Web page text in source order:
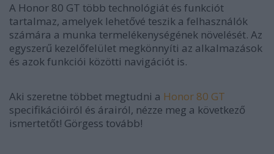
A Honor 80 GT több technológiát és funkciót
tartalmaz, amelyek lehetővé teszik a felhasználók
számára a munka termelékenységének növelését. Az
egyszerű kezelőfelület megkönnyíti az alkalmazások
és azok funkciói közötti navigációt is.
Aki szeretne többet megtudni a Honor 80 GT
specifikációiról és árairól, nézze meg a következő
ismertetőt! Görgess tovább!